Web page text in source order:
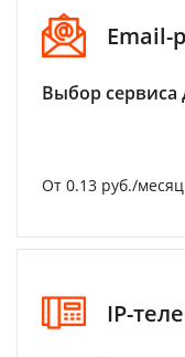
Email-
Выбор сервиса
От 0.13 руб./месяц
IP-